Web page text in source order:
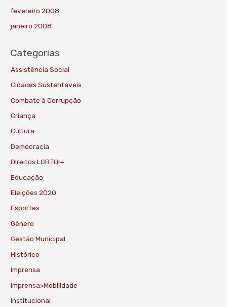
fevereiro 2008
janeiro 2008
Categorias
Assistência Social
Cidades Sustentáveis
Combate à Corrupção
Criança
Cultura
Democracia
Direitos LGBTQI+
Educação
Eleições 2020
Esportes
Gênero
Gestão Municipal
Histórico
Imprensa
Imprensa>Mobilidade
Institucional